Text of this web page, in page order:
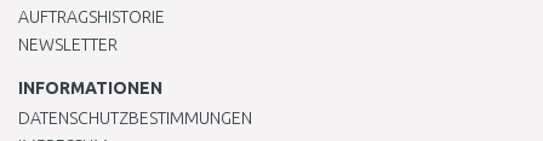
AUFTRAGSHISTORIE
NEWSLETTER
INFORMATIONEN
DATENSCHUTZBESTIMMUNGEN